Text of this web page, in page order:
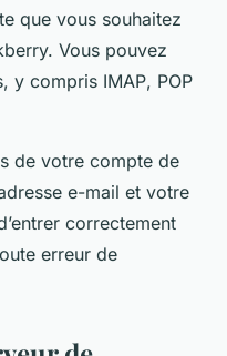
que vous souhaitez
Vous pouvez
y compris IMAP, POP
de votre compte de
e-mail et votre
correctement
erreur de